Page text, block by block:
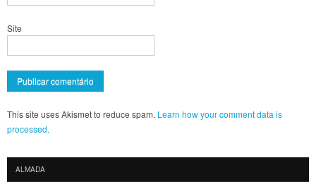
Site
This site uses Akismet to reduce spam. Learn how your comment data is
processed.
ALMADA